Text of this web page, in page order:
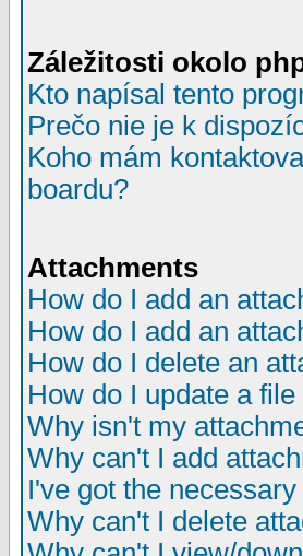
Záležitosti okolo
Kto napísal tento
Prečo nie je k
Koho mám
boardu?
Attachments
How do I add an
How do I add an
How do I delete an
How do I update a
Why isn't my
Why can't I add
I've got the
Why can't I delete